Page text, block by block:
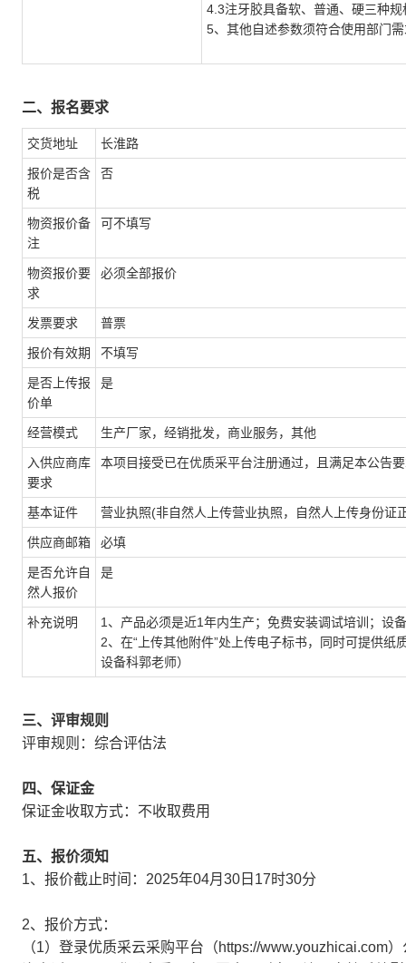
4.3注牙胶具备软、普通、硬三种规
5、其他自述参数须符合使用部门
二、报名要求
交货地址 长淮路
报价是否含
税
否
物资报价备
注
可不填写
物资报价要
求
必须全部报价
发票要求 普票
报价有效期 不填写
是否上传报
价单
是
经营模式 生产厂家，经销批发，商业服务，其他
入供应商库
要求
本项目接受已在优质采平台注册通过，且满足本公告
基本证件 营业执照(非自然人上传营业执照，自然人上传身份证
供应商邮箱 必填
是否允许自
然人报价
是
补充说明
1、产品必须是近1年内生产；免费安装调试培训；设
2、在“上传其他附件”处上传电子标书，同时可提供
设备科郭老师）
三、评审规则
评审规则：综合评估法
四、保证金
保证金收取方式：不收取费用
五、报价须知
1、报价截止时间：2025年04月30日17时30分
2、报价方式：
（1）登录优质采云采购平台（https://www.youzhicai.com